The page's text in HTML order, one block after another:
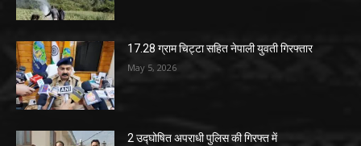
17.28 ग्राम चिट्टा सहित नेपाली युवती गिरफ्तार
May 5, 2026
2 उद्घोषित अपराधी पुलिस की गिरफ्त में